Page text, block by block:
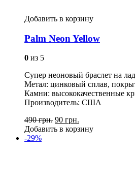
Добавить в корзину
Palm Neon Yellow
0 из 5
Супер неоновый браслет на
Метал: цинковый сплав,
Камни: высококачественные
Производитель: США
490 грн. 90 грн.
Добавить в корзину
-29%